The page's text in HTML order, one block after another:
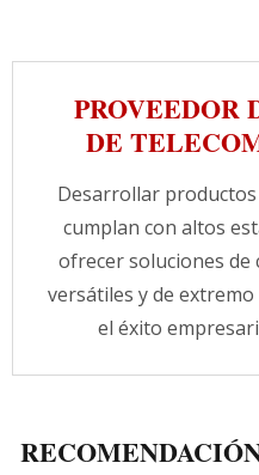
PROVEEDOR
DE
Desarrollar
cumplan con altos
ofrecer soluciones de
versátiles y de
el éxito